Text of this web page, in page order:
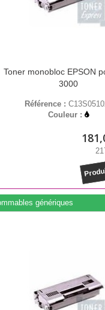
Toner monobloc EPSON
3000
Référence :
Couleur :
génériques